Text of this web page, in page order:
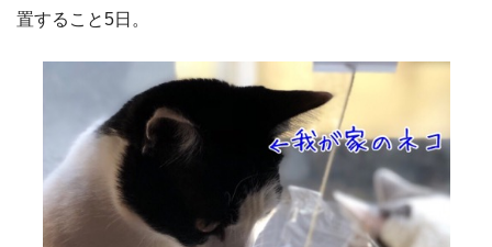
置すること5日。